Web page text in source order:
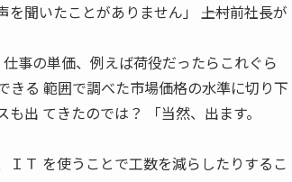
聞いたことがありません」 ――上村前社長が
事の単価、例えば荷役だったらこれぐら
きる 範囲で調べた市場価格の水準に切り下
も出 てきたのでは？ 「当然、出ます。
Ｔ を使うことで工数を減らしたりするこ